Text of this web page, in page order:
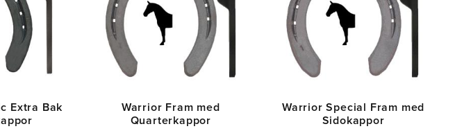
Extra Bak
Warrior Fram med
Quarterkappor
Warrior Special Fram med
Sidokappor